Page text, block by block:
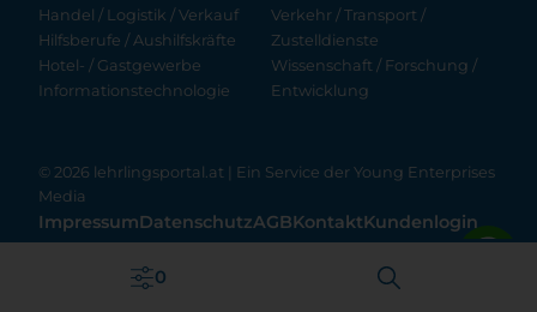
0
Handel / Logistik / Verkauf
Hilfsberufe / Aushilfskräfte
Hotel- / Gastgewerbe
Informationstechnologie
Verkehr / Transport /
Zustelldienste
Wissenschaft / Forschung /
Entwicklung
© 2026 lehrlingsportal.at | Ein Service der Young Enterprises
Media
ImpressumDatenschutzAGBKontaktKundenlogin